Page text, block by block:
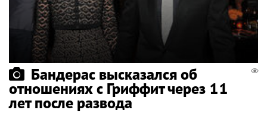
Бандерас высказался об
отношениях с Гриффит через 11
лет после развода